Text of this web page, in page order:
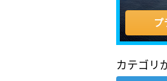
プ
カテゴリ